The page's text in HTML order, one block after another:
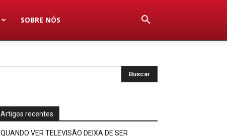
SOBRE NÓS
Artigos recentes
QUANDO VER TELEVISÃO DEIXA DE SER